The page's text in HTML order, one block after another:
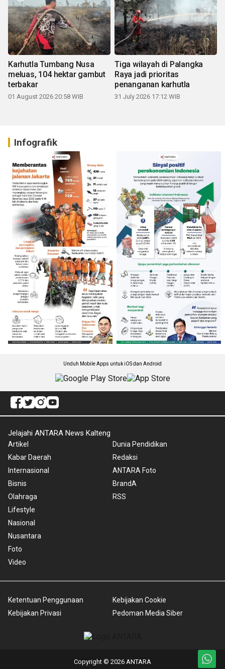
Karhutla Tumbang Nusa
meluas, 104 hektar gambut
terbakar
01 August 2026 20:58 WIB
Tiga wilayah di Palangka
Raya jadi prioritas
penanganan karhutla
31 July 2026 17:12 WIB
Infografik
Unduh Mobile Apps untuk iOS dan Android
Jelajahi ANTARA News Kalteng
Artikel
Kabar Daerah
Internasional
Bisnis
Olahraga
Lifestyle
Nasional
Nusantara
Foto
Video
Dunia Pendidikan
Redaksi
ANTARA Foto
BrandA
RSS
Ketentuan Penggunaan
Kebijakan Privasi
Kebijakan Cookie
Pedoman Media Siber
Copyright © 2026 ANTARA